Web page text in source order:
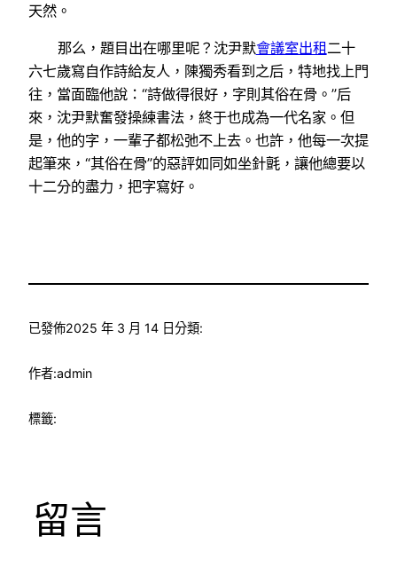
天然。
那么，題目出在哪里呢？沈尹默會議室出租二十
六七歲寫自作詩給友人，陳獨秀看到之后，特地找上門
往，當面臨他說：“詩做得很好，字則其俗在骨。”后
來，沈尹默奮發操練書法，終于也成為一代名家。但
是，他的字，一輩子都松弛不上去。也許，他每一次提
起筆來，“其俗在骨”的惡評如同如坐針氈，讓他總要以
十二分的盡力，把字寫好。
已發佈2025 年 3 月 14 日分類:
作者:admin
標籤:
留言